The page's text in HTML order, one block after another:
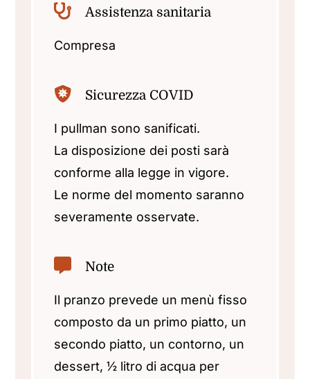
Assistenza sanitaria
Compresa
Sicurezza COVID
I pullman sono sanificati.
La disposizione dei posti sarà
conforme alla legge in vigore.
Le norme del momento saranno
severamente osservate.
Note
Il pranzo prevede un menù fisso
composto da un primo piatto, un
secondo piatto, un contorno, un
dessert, ½ litro di acqua per